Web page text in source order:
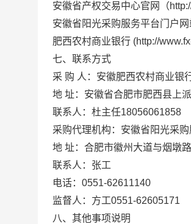
安徽省产权交易中心官网（
安徽省阳光采购服务平台门户
肥西农村商业银行 (http://www.
七、联系方式
采 购 人：安徽肥西农村商业银
地 址：安徽省合肥市肥西县上
联系人：杜主任18056061858
采购代理机构：安徽省阳光采
地 址：合肥市徽州大道与烟墩
联系人：张工
电话： 0551-62611140
监督人：方工0551-62605171
八、其他事项说明